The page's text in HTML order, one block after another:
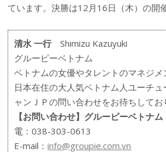
ています。決勝は12月16日（木）の開
清水 一行Shimizu Kazuyuki
グルーピーベトナム
ベトナムの女優やタレントのマネジメ
日本在住の大人気ベトナム人ユーチ
ャンＪＰの問い合わせをお待ちしてお
【お問い合わせ】グルーピーベトナム
電：038-303-0613
E-mail：info@groupie.com.vn